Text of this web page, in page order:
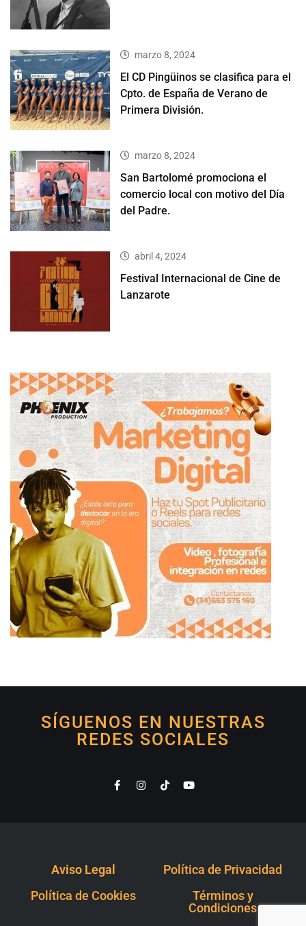
marzo 8, 2024
El CD Pingüinos se clasifica para el
Cpto. de España de Verano de
Primera División.
marzo 8, 2024
San Bartolomé promociona el
comercio local con motivo del Día
del Padre.
abril 4, 2024
Festival Internacional de Cine de
Lanzarote
SÍGUENOS EN NUESTRAS
REDES SOCIALES
Aviso Legal
Política de Privacidad
Política de Cookies
Términos y
Condiciones